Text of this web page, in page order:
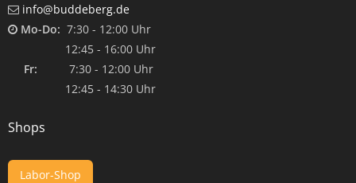
info@buddeberg.de
Mo-Do: 7:30 - 12:00 Uhr
12:45 - 16:00 Uhr
Fr: 7:30 - 12:00 Uhr
12:45 - 14:30 Uhr
Shops
Labor-Shop